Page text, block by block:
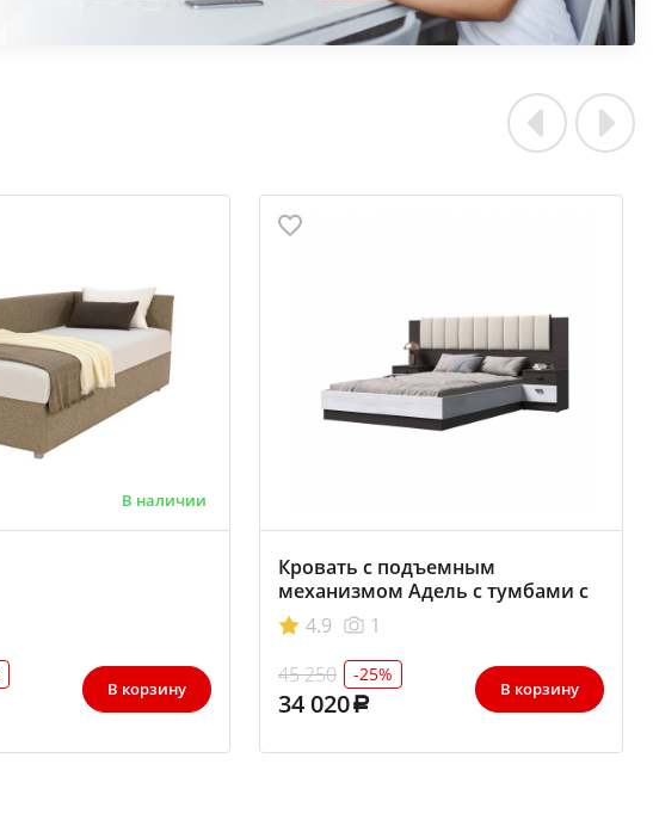
В наличии
В корзину
Кровать с подъемным
механизмом Адель с тумбами с
мягким изголовьем 1600х2000
Венге-Лоредо
4.9
1
45 250
-25%
34 020 В корзину